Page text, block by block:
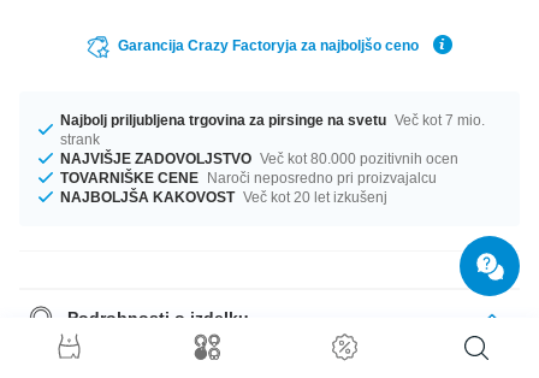
Garancija Crazy Factoryja za najboljšo ceno
Najbolj priljubljena trgovina za pirsinge na svetu Več kot 7 mio.
strank
NAJVIŠJE ZADOVOLJSTVO Več kot 80.000 pozitivnih ocen
TOVARNIŠKE CENE Naroči neposredno pri proizvajalcu
NAJBOLJŠA KAKOVOST Več kot 20 let izkušenj
Podrobnosti o izdelku
Treat your piercing to flexible comfort with this barbell shaft made of